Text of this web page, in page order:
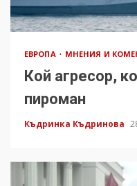
ЕВРОПА МНЕНИЯ И
Кой агресор,
пироман
Къдринка Къдринова